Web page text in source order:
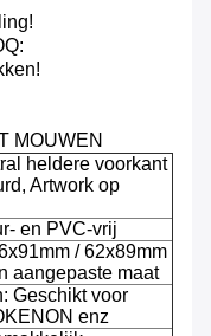
MOUWEN
heldere voorkant
Artwork op
en PVC-vrij
/ 62x89mm
aangepaste maat
Geschikt voor
enz